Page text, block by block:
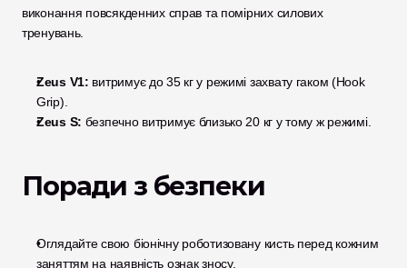
виконання повсякденних справ та помірних силових
тренувань.
Zeus V1: витримує до 35 кг у режимі захвату гаком (Hook
Grip).
Zeus S: безпечно витримує близько 20 кг у тому ж режимі.
Поради з безпеки
Оглядайте свою біонічну роботизовану кисть перед кожним
заняттям на наявність ознак зносу.